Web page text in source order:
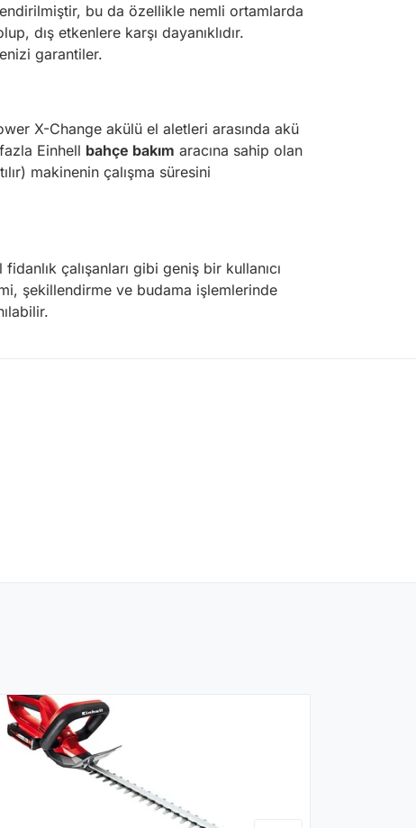
bu da özellikle nemli ortamlarda
dış etkenlere karşı dayanıklıdır.
garantiler.
X-Change akülü el aletleri arasında akü
Einhell bahçe bakım aracına sahip olan
makinenin çalışma süresini
çalışanları gibi geniş bir kullanıcı
şekillendirme ve budama işlemlerinde